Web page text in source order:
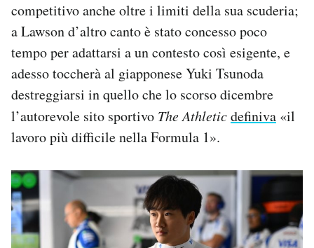
competitivo anche oltre i limiti della sua scuderia;
a Lawson d’altro canto è stato concesso poco
tempo per adattarsi a un contesto così esigente, e
adesso toccherà al giapponese Yuki Tsunoda
destreggiarsi in quello che lo scorso dicembre
l’autorevole sito sportivo The Athleticdefiniva «il
lavoro più difficile nella Formula 1».